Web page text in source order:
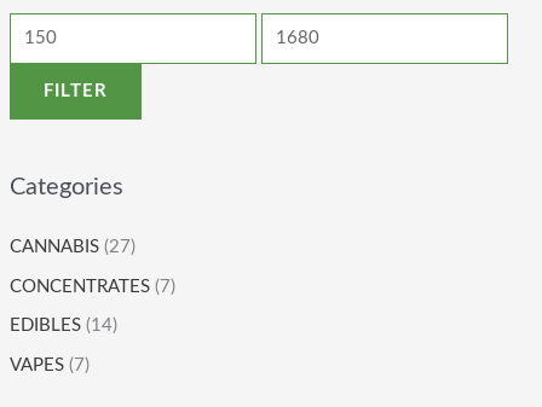
FILTER
Categories
CANNABIS (27)
CONCENTRATES (7)
EDIBLES (14)
VAPES (7)